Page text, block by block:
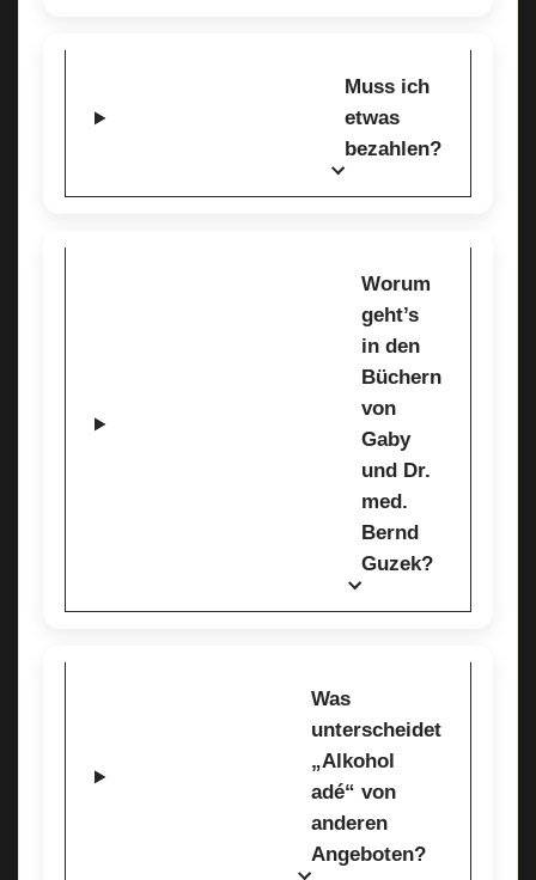
Muss ich
etwas
bezahlen?
Worum
geht’s
in den
Büchern
von
Gaby
und Dr.
med.
Bernd
Guzek?
Was
unterscheidet
„Alkohol
adé“ von
anderen
Angeboten?